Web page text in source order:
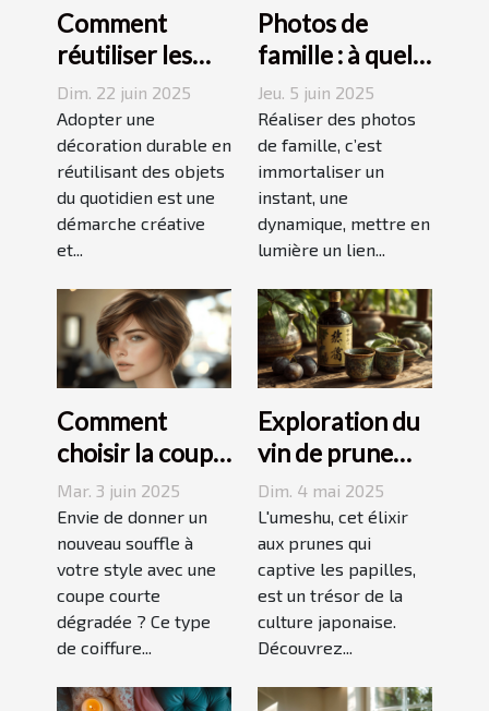
Comment
réutiliser les
objets du
quotidien pour
une décoration
durable
Dim. 22 juin 2025
Adopter une
décoration durable en
réutilisant des objets
du quotidien est une
démarche créative
et...
Photos de
famille : à quel
photographe
confier cette
tâche à
Grenoble ?
Jeu. 5 juin 2025
Réaliser des photos
de famille, c’est
immortaliser un
instant, une
dynamique, mettre en
lumière un lien...
Comment
choisir la coupe
courte
dégradée
parfaite pour
votre visage
Mar. 3 juin 2025
Envie de donner un
nouveau souffle à
votre style avec une
coupe courte
dégradée ? Ce type
de coiffure...
Exploration du
vin de prune
umeshu :
origines,
saveurs et
accords
Dim. 4 mai 2025
L'umeshu, cet élixir
aux prunes qui
captive les papilles,
est un trésor de la
culture japonaise.
Découvrez...